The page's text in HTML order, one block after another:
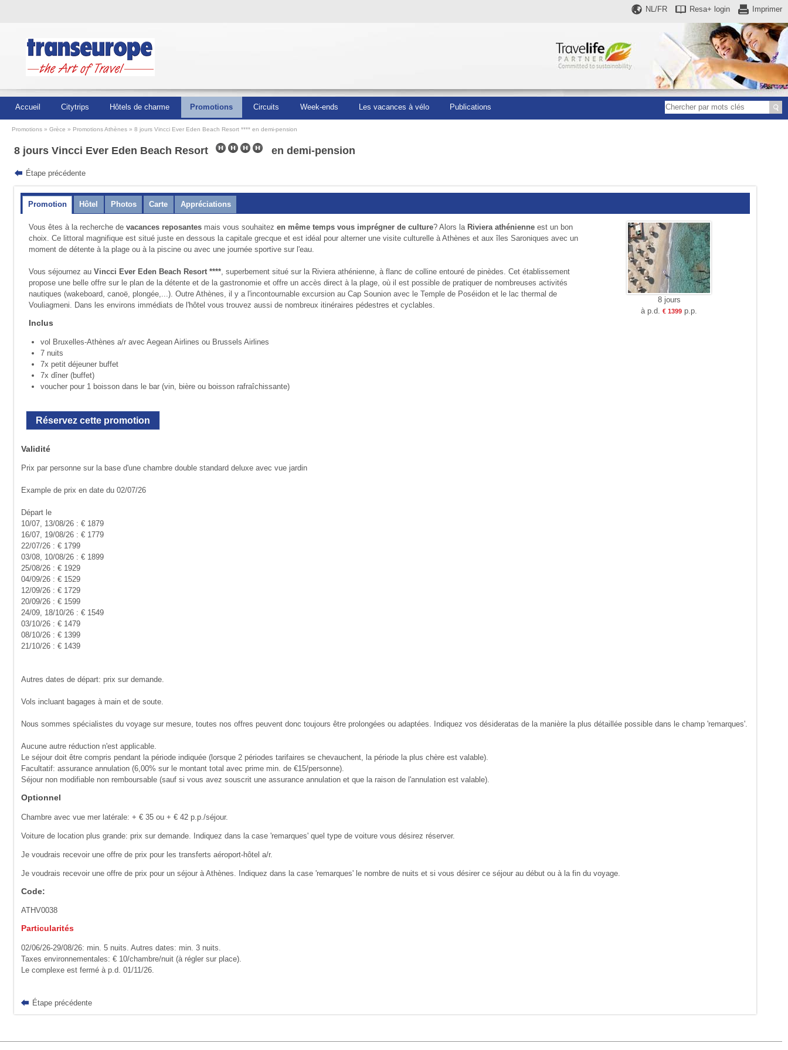
Imprimer
Resa+ login
NL/FR
Accueil Citytrips Hôtels de charme Promotions Circuits Week-ends Les vacances à vélo Publications
Promotions Grèce Promotions Athènes 8 jours Vincci Ever Eden Beach Resort **** en demi-pension
8 jours Vincci Ever Eden Beach Resort en demi-pension
Étape précédente
Promotion Hôtel Photos Carte Appréciations
Vous êtes à la recherche devacances reposantes mais vous souhaitezen même temps vous imprégner de culture? Alors la Riviera athénienne est un bon
choix. Ce littoral magnifique est situé juste en dessous la capitale grecque et est idéal pour alterner une visite culturelle à Athènes et aux îles Saroniques avec un
moment de détente à la plage ou à la piscine ou avec une journée sportive sur l'eau.
Vous séjournez auVincci Ever Eden Beach Resort **** , superbement situé sur la Riviera athénienne, à flanc de colline entouré de pinèdes. Cet établissement
propose une belle offre sur le plan de la détente et de la gastronomie et offre un accès direct à la plage, où il est possible de pratiquer de nombreuses activités
nautiques (wakeboard, canoë, plongée,...). Outre Athènes, il y a l'incontournable excursion au Cap Sounion avec le Temple de Poséidon et le lac thermal de
Vouliagmeni. Dans les environs immédiats de l'hôtel vous trouvez aussi de nombreux itinéraires pédestres et cyclables.
Inclus
vol Bruxelles-Athènes a/r avec Aegean Airlines ou Brussels Airlines
7 nuits
7x petit déjeuner buffet
7x dîner (buffet)
voucher pour 1 boisson dans le bar (vin, bière ou boisson rafraîchissante)
8 jours
à p.d.€ 1399 p.p.
Réservez cette promotion
Validité
Prix par personne sur la base d'une chambre double standard deluxe avec vue jardin
Example de prix en date du 02/07/26
Départ le
10/07, 13/08/26 : € 1879
16/07, 19/08/26 : € 1779
22/07/26 : € 1799
03/08, 10/08/26 : € 1899
25/08/26 : € 1929
04/09/26 : € 1529
12/09/26 : € 1729
20/09/26 : € 1599
24/09, 18/10/26 : € 1549
03/10/26 : € 1479
08/10/26 : € 1399
21/10/26 : € 1439
Autres dates de départ: prix sur demande.
Vols incluant bagages à main et de soute.
Nous sommes spécialistes du voyage sur mesure, toutes nos offres peuvent donc toujours être prolongées ou adaptées. Indiquez vos désideratas de la manière la plus détaillée possible dans le champ 'remarques'.
Aucune autre réduction n'est applicable.
Le séjour doit être compris pendant la période indiquée (lorsque 2 périodes tarifaires se chevauchent, la période la plus chère est valable).
Facultatif: assurance annulation (6,00% sur le montant total avec prime min. de €15/personne).
Séjour non modifiable non remboursable (sauf si vous avez souscrit une assurance annulation et que la raison de l'annulation est valable).
Optionnel
Chambre avec vue mer latérale: + € 35 ou + € 42 p.p./séjour.
Voiture de location plus grande: prix sur demande. Indiquez dans la case 'remarques' quel type de voiture vous désirez réserver.
Je voudrais recevoir une offre de prix pour les transferts aéroport-hôtel a/r.
Je voudrais recevoir une offre de prix pour un séjour à Athènes. Indiquez dans la case 'remarques' le nombre de nuits et si vous désirer ce séjour au début ou à la fin du voyage.
Code:
ATHV0038
Particularités
02/06/26-29/08/26: min. 5 nuits. Autres dates: min. 3 nuits.
Taxes environnementales: € 10/chambre/nuit (à régler sur place).
Le complexe est fermé à p.d. 01/11/26.
Étape précédente